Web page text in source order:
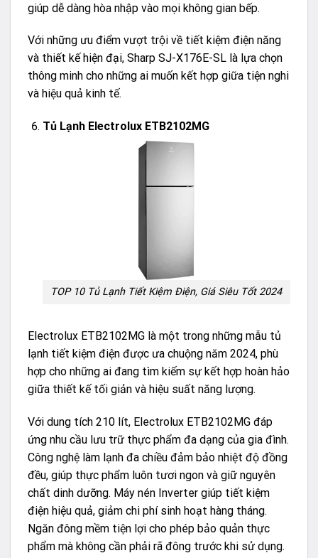
giúp dễ dàng hòa nhập vào mọi không gian bếp.
Với những ưu điểm vượt trội về tiết kiệm điện năng
và thiết kế hiện đại, Sharp SJ-X176E-SL là lựa chọn
thông minh cho những ai muốn kết hợp giữa tiện nghi
và hiệu quả kinh tế.
Tủ Lạnh Electrolux ETB2102MG
TOP 10 Tủ Lạnh Tiết Kiệm Điện, Giá Siêu Tốt 2024
Electrolux ETB2102MG là một trong những mẫu tủ
lạnh tiết kiệm điện được ưa chuộng năm 2024, phù
hợp cho những ai đang tìm kiếm sự kết hợp hoàn hảo
giữa thiết kế tối giản và hiệu suất năng lượng.
Với dung tích 210 lít, Electrolux ETB2102MG đáp
ứng nhu cầu lưu trữ thực phẩm đa dạng của gia đình.
Công nghệ làm lạnh đa chiều đảm bảo nhiệt độ đồng
đều, giúp thực phẩm luôn tươi ngon và giữ nguyên
chất dinh dưỡng. Máy nén Inverter giúp tiết kiệm
điện hiệu quả, giảm chi phí sinh hoạt hàng tháng.
Ngăn đông mềm tiện lợi cho phép bảo quản thực
phẩm mà không cần phải rã đông trước khi sử dụng.